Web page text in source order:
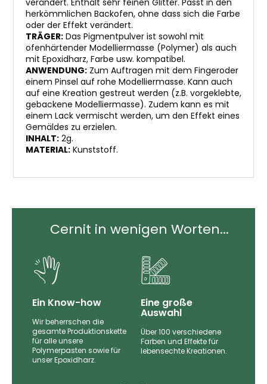
verändert. Enthält sehr feinen Glitter. Passt in den
herkömmlichen Backofen, ohne dass sich die Farbe
oder der Effekt verändert.
TRÄGER: Das Pigmentpulver ist sowohl mit
ofenhärtender Modelliermasse (Polymer) als auch
mit Epoxidharz, Farbe usw. kompatibel.
ANWENDUNG: Zum Auftragen mit dem Fingeroder
einem Pinsel auf rohe Modelliermasse. Kann auch
auf eine Kreation gestreut werden (z.B. vorgeklebte,
gebackene Modelliermasse). Zudem kann es mit
einem Lack vermischt werden, um den Effekt eines
Gemäldes zu erzielen.
INHALT: 2g.
MATERIAL: Kunststoff.
Cernit in wenigen Worten...
Ein Know-how
Wir beherrschen die
gesamte Produktionskette
für alle unsere
Polymerpasten sowie für
unser Epoxidharz.
Eine große
Auswahl
Über 100 verschiedene
Farben und Effekte für
lebensechte Kreationen.